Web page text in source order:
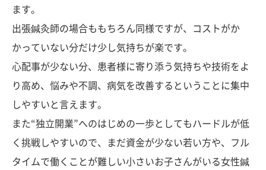
ます。
出張鍼灸師の場合ももちろん同様ですが、コストがか
かっていない分だけ少し気持ちが楽です。
心配事が少ない分、患者様に寄り添う気持ちや技術をよ
り高め、悩みや不調、病気を改善するということに集中
しやすいと言えます。
また“独立開業”へのはじめの一歩としてもハードルが低
く挑戦しやすいので、まだ資金が少ない若い方や、フル
タイムで働くことが難しい小さいお子さんがいる女性鍼